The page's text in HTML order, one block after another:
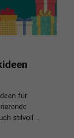
für
stilvoll …